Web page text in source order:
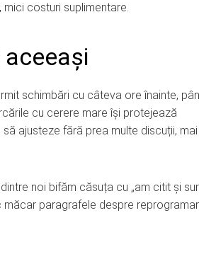
costuri suplimentare.
schimbări cu câteva ore înainte,
cu cerere mare își protejează
ajusteze fără prea multe discuții,
noi bifăm căsuța cu „am citit și
paragrafele despre